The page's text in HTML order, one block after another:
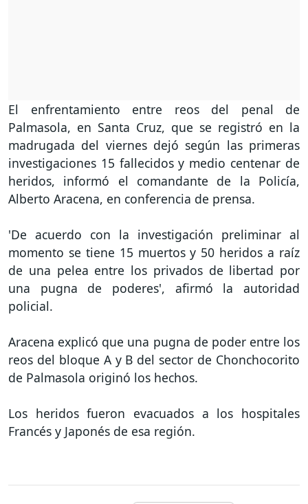
El enfrentamiento entre reos del penal de
Palmasola, en Santa Cruz, que se registró en la
madrugada del viernes dejó según las primeras
investigaciones 15 fallecidos y medio centenar de
heridos, informó el comandante de la Policía,
Alberto Aracena, en conferencia de prensa.
'De acuerdo con la investigación preliminar al
momento se tiene 15 muertos y 50 heridos a raíz
de una pelea entre los privados de libertad por
una pugna de poderes', afirmó la autoridad
policial.
Aracena explicó que una pugna de poder entre los
reos del bloque A y B del sector de Chonchocorito
de Palmasola originó los hechos.
Los heridos fueron evacuados a los hospitales
Francés y Japonés de esa región.